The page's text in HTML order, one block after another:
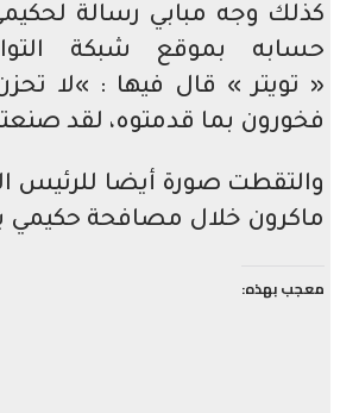
كذلك وجه مبابي رسالة
حسابه بموقع شبكة
« تويتر » قال فيها : »لا
فخورون بما قدمتوه، لقد
والتقطت صورة أيضا للرئيس
ماكرون خلال مصافحة حكيمي
معجب بهذه: